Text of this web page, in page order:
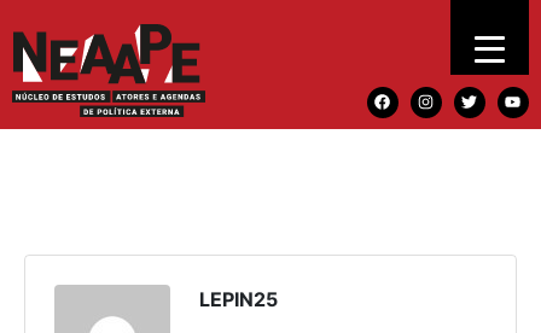
LEPIN25